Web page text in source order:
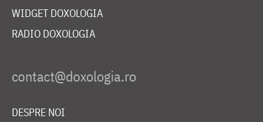
WIDGET DOXOLOGIA
RADIO DOXOLOGIA
DESPRE NOI